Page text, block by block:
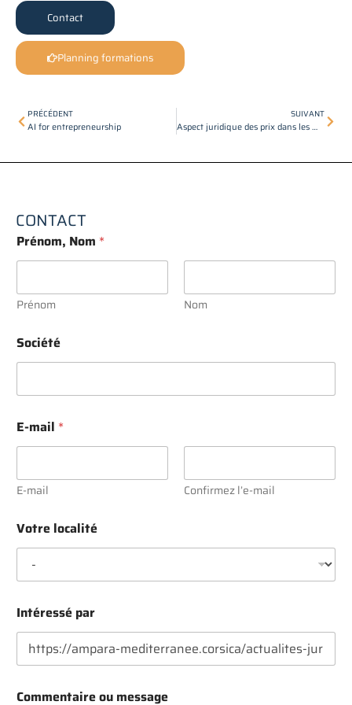
Contact
Planning formations
Précédent
PRÉCÉDENT
AI for entrepreneurship
SUIVANT
Aspect juridique des prix dans les marchés publics
CONTACT
Prénom, Nom *
Prénom Nom
Société
E-mail *
E-mail Confirmez l’e-mail
Votre localité
a
r
e
s
Intéressé par
Commentaire ou message